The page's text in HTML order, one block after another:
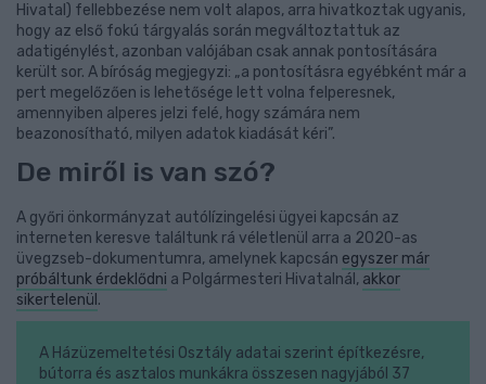
Hivatal) fellebbezése nem volt alapos, arra hivatkoztak ugyanis,
hogy az első fokú tárgyalás során megváltoztattuk az
adatigénylést, azonban valójában csak annak pontosítására
került sor. A bíróság megjegyzi: „a pontosításra egyébként már a
pert megelőzően is lehetősége lett volna felperesnek,
amennyiben alperes jelzi felé, hogy számára nem
beazonosítható, milyen adatok kiadását kéri”.
De miről is van szó?
A győri önkormányzat autólízingelési ügyei kapcsán az
interneten keresve találtunk rá véletlenül arra a 2020-as
üvegzseb-dokumentumra, amelynek kapcsán egyszer már
próbáltunk érdeklődni a Polgármesteri Hivatalnál, akkor
sikertelenül .
A Házüzemeltetési Osztály adatai szerint építkezésre,
bútorra és asztalos munkákra összesen nagyjából 37